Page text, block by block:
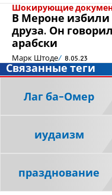
Шокирующие
В Мероне
друза. Он
арабски
Марк Штоде 8.05.23
Связанные теги
Лаг ба-Омер
иудаизм
празднование